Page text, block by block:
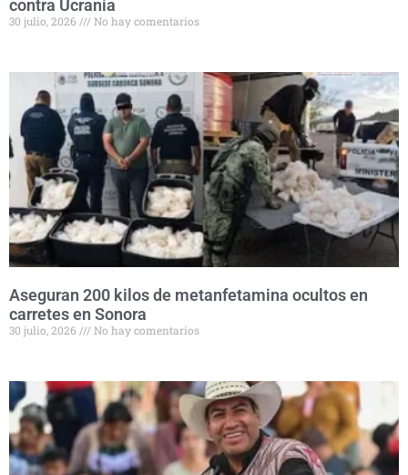
contra Ucrania
30 julio, 2026 No hay comentarios
Aseguran 200 kilos de metanfetamina ocultos en
carretes en Sonora
30 julio, 2026 No hay comentarios